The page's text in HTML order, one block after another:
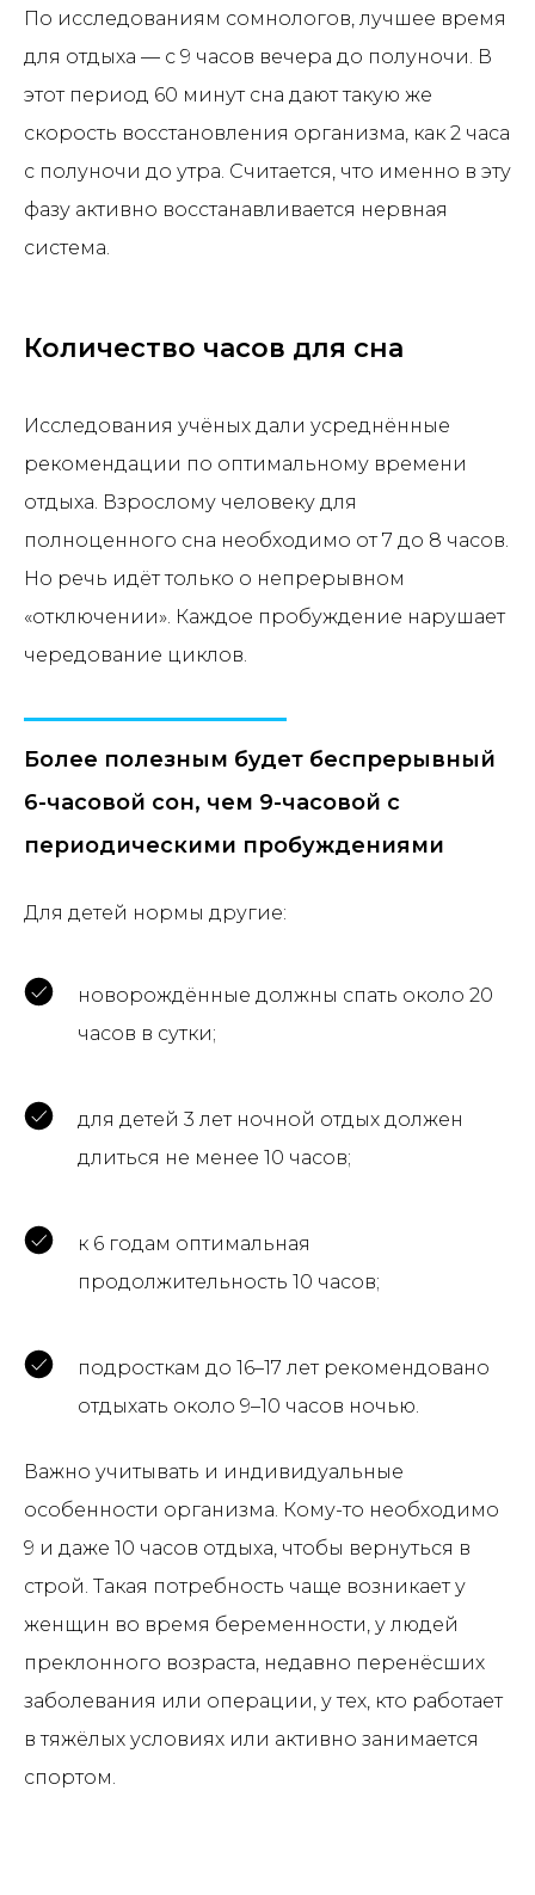
По исследованиям сомнологов, лучшее время
для отдыха — с 9 часов вечера до полуночи. В
этот период 60 минут сна дают такую же
скорость восстановления организма, как 2 часа
с полуночи до утра. Считается, что именно в эту
фазу активно восстанавливается нервная
система.
Количество часов для сна
Исследования учёных дали усреднённые
рекомендации по оптимальному времени
отдыха. Взрослому человеку для
полноценного сна необходимо от 7 до 8 часов.
Но речь идёт только о непрерывном
«отключении». Каждое пробуждение нарушает
чередование циклов.
Более полезным будет беспрерывный
6-часовой сон, чем 9-часовой с
периодическими пробуждениями
Для детей нормы другие:
новорождённые должны спать около 20
часов в сутки;
для детей 3 лет ночной отдых должен
длиться не менее 10 часов;
к 6 годам оптимальная
продолжительность 10 часов;
подросткам до 16–17 лет рекомендовано
отдыхать около 9–10 часов ночью.
Важно учитывать и индивидуальные
особенности организма. Кому-то необходимо
9 и даже 10 часов отдыха, чтобы вернуться в
строй. Такая потребность чаще возникает у
женщин во время беременности, у людей
преклонного возраста, недавно перенёсших
заболевания или операции, у тех, кто работает
в тяжёлых условиях или активно занимается
спортом.